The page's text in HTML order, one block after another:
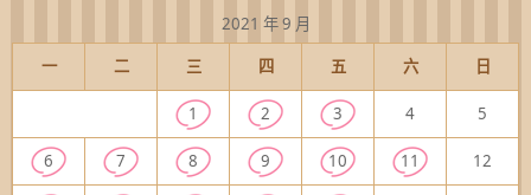
2021 年 9 月
一
二 三 四 五 六 日
1 2 3 4 5
6 7 8 9 10 11 12